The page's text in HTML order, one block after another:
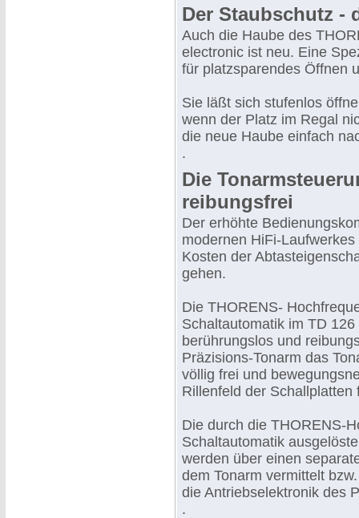
Der Staubschutz -
Auch die Haube des
electronic ist neu. Eine
für platzsparendes Öffnen
Sie läßt sich stufenlos
wenn der Platz im Regal
die neue Haube einfach
.
Die
reibungsfrei
Der erhöhte
modernen HiFi-
Kosten der
gehen.
Die THORENS-
Schaltautomatik im TD
berührungslos und
Präzisions-Tonarm das
völlig frei und
Rillenfeld der Schallplatten
Die durch die THORENS-
Schaltautomatik
werden über einen
dem Tonarm vermittelt
die Antriebselektronik des
.